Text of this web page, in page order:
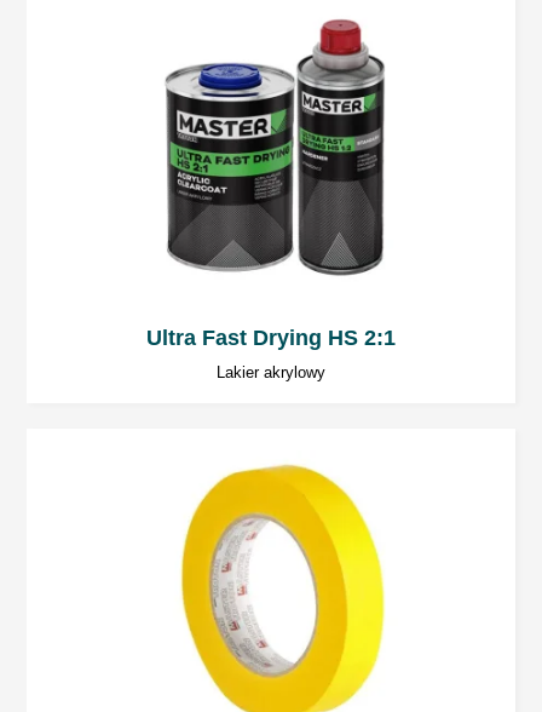
Temperatura poniżej 20°C znacznie wydłuża
czas utwardzania.
Suszenie promiennikiem IR
10 ÷ 15 minut fal krótkich dla grubości 150 ÷
200 µm. Nie przekraczać temperatury 60°C.
suszenia promiennikiem.
Szlifowanie maszynowe: P360 ÷ P500.
Szlifowanie ręczne: P280 ÷ P320.
Szlifowanie na mokro
Szlifowanie maszynowe: P600 ÷ P1000.
Szlifowanie ręczne: P800 ÷ P1000.
Ultra Fast Drying HS 2:1
Lakier akrylowy